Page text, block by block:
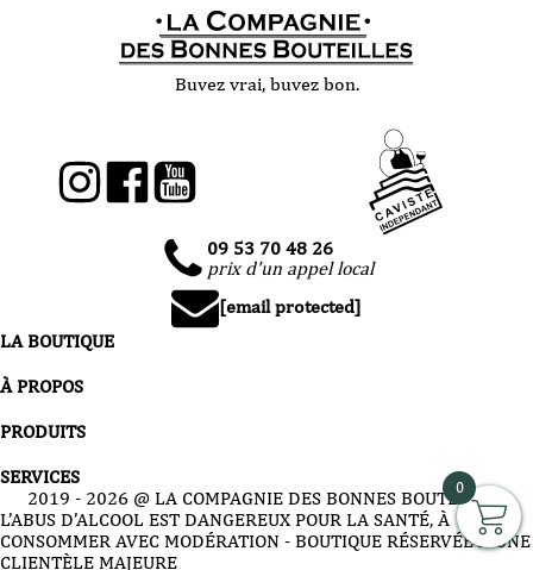
Buvez vrai, buvez bon.
09 53 70 48 26
prix d'un appel local
[email protected]
LA BOUTIQUE
À PROPOS
PRODUITS
SERVICES
2019 - 2026 @ LA COMPAGNIE DES BONNES BOUTEILLES
L’ABUS D’ALCOOL EST DANGEREUX POUR LA SANTÉ, À
CONSOMMER AVEC MODÉRATION - BOUTIQUE RÉSERVÉE À UNE
CLIENTÈLE MAJEURE
0